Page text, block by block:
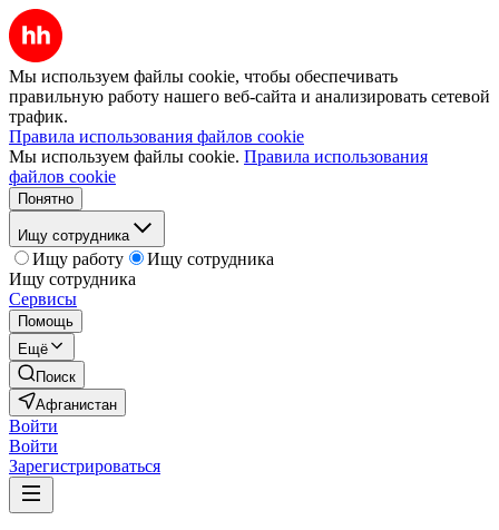
Мы используем файлы cookie, чтобы обеспечивать
правильную работу нашего веб-сайта и анализировать сетевой
трафик.
Правила использования файлов cookie
Мы используем файлы cookie. Правила использования
файлов cookie
Понятно
Ищу сотрудника
Ищу работу
Ищу сотрудника
Ищу сотрудника
Сервисы
Помощь
Ещё
Поиск
Афганистан
Войти
Войти
Зарегистрироваться